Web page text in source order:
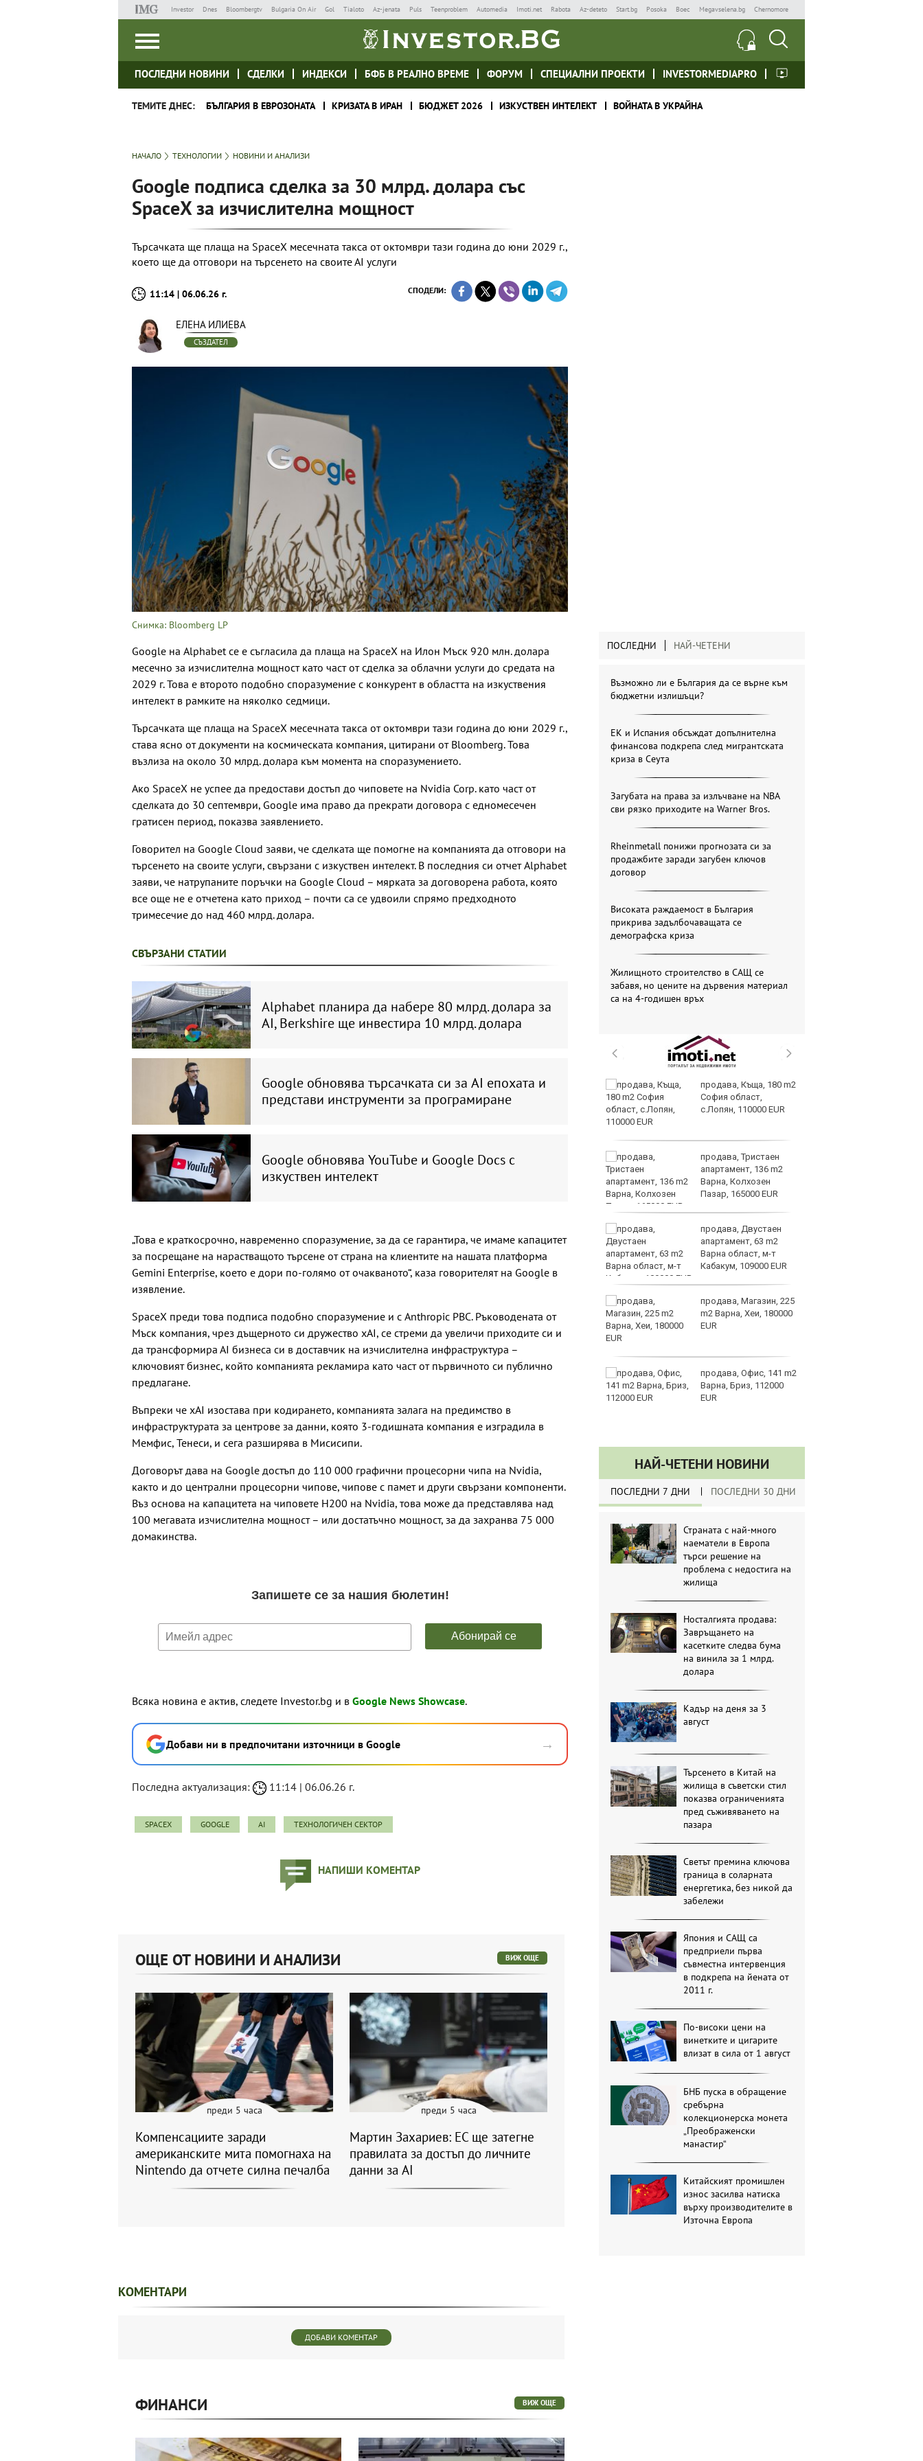
Investor Dnes Bloombergtv Bulgaria On Air Gol Tialoto Az-jenata Puls Teenproblem Automedia Imoti.net Rabota Az-deteto Start.bg Posoka Boec Megavselena.bg Chernomore
ПОСЛЕДНИ НОВИНИ СДЕЛКИ ИНДЕКСИ БФБ В РЕАЛНО ВРЕМЕ ФОРУМ СПЕЦИАЛНИ ПРОЕКТИ INVESTORMEDIAPRO
ТЕМИТЕ ДНЕС: БЪЛГАРИЯ В ЕВРОЗОНАТА КРИЗАТА В ИРАН БЮДЖЕТ 2026 ИЗКУСТВЕН ИНТЕЛЕКТ ВОЙНАТА В УКРАЙНА
НАЧАЛО ТЕХНОЛОГИИ НОВИНИ И АНАЛИЗИ
Google подписа сделка за 30 млрд. долара със
SpaceX за изчислителна мощност
Търсачката ще плаща на SpaceX месечната такса от октомври тази година до юни 2029 г.,
което ще да отговори на търсенето на своите АІ услуги
11:14 | 06.06.26 г. СПОДЕЛИ:
ЕЛЕНА ИЛИЕВА
СЪЗДАТЕЛ
Снимка: Bloomberg LP
Google на Alphabet се е съгласила да плаща на SpaceX на Илон Мъск 920 млн. долара
месечно за изчислителна мощност като част от сделка за облачни услуги до средата на
2029 г. Това е второто подобно споразумение с конкурент в областта на изкуствения
интелект в рамките на няколко седмици.
Търсачката ще плаща на SpaceX месечната такса от октомври тази година до юни 2029 г.,
става ясно от документи на космическата компания, цитирани от Bloomberg. Това
възлиза на около 30 млрд. долара към момента на споразумението.
Ако SpaceX не успее да предостави достъп до чиповете на Nvidia Corp. като част от
сделката до 30 септември, Google има право да прекрати договора с едномесечен
гратисен период, показва заявлението.
Говорител на Google Cloud заяви, че сделката ще помогне на компанията да отговори на
търсенето на своите услуги, свързани с изкуствен интелект. В последния си отчет Alphabet
заяви, че натрупаните поръчки на Google Cloud – мярката за договорена работа, която
все още не е отчетена като приход – почти са се удвоили спрямо предходното
тримесечие до над 460 млрд. долара.
СВЪРЗАНИ СТАТИИ
Alphabet планира да набере 80 млрд. долара за
AI, Berkshire ще инвестира 10 млрд. долара
Google обновява търсачката си за AI епохата и
представи инструменти за програмиране
Google обновява YouTube и Google Docs с
изкуствен интелект
„Това е краткосрочно, навременно споразумение, за да се гарантира, че имаме капацитет
за посрещане на нарастващото търсене от страна на клиентите на нашата платформа
Gemini Enterprise, което е дори по-голямо от очакваното“, каза говорителят на Google в
изявление.
SpaceX преди това подписа подобно споразумение и с Anthropic PBC. Ръководената от
Мъск компания, чрез дъщерното си дружество xAI, се стреми да увеличи приходите си и
да трансформира АІ бизнеса си в доставчик на изчислителна инфраструктура –
ключовият бизнес, който компанията рекламира като част от първичното си публично
предлагане.
Въпреки че xAI изостава при кодирането, компанията залага на предимство в
инфраструктурата за центрове за данни, която 3-годишната компания е изградила в
Мемфис, Тенеси, и сега разширява в Мисисипи.
Договорът дава на Google достъп до 110 000 графични процесорни чипа на Nvidia,
както и до централни процесорни чипове, чипове с памет и други свързани компоненти.
Въз основа на капацитета на чиповете H200 на Nvidia, това може да представлява над
100 мегавата изчислителна мощност – или достатъчно мощност, за да захранва 75 000
домакинства.
Всяка новина е актив, следете Investor.bg и в Google News Showcase.
Добави ни в предпочитани източници в Google →
Последна актуализация: 11:14 | 06.06.26 г.
SPACEX GOOGLE AI ТЕХНОЛОГИЧЕН СЕКТОР
НАПИШИ КОМЕНТАР
ПОСЛЕДНИ НАЙ-ЧЕТЕНИ
Възможно ли е България да се върне към
бюджетни излишъци?
ЕК и Испания обсъждат допълнителна
финансова подкрепа след мигрантската
криза в Сеута
Загубата на права за излъчване на NBA
сви рязко приходите на Warner Bros.
Rheinmetall понижи прогнозата си за
продажбите заради загубен ключов
договор
Високата раждаемост в България
прикрива задълбочаващата се
демографска криза
Жилищното строителство в САЩ се
забавя, но цените на дървения материал
са на 4-годишен връх
Нови правила пратиха
рекорд на Карлос
Варна с нова услуга за
50-и международен
бридж фестивал
която пострадаха
София-Варна
Хороскоп за 7 август
продава, Къща, 180 m2
София област,
с.Лопян, 110000 EUR
продава, Тристаен
апартамент, 136 m2
Варна, Колхозен
Пазар, 165000 EUR
продава, Двустаен
апартамент, 63 m2
Варна област, м-т
Кабакум, 109000 EUR
продава, Магазин, 225
m2 Варна, Хеи, 180000
EUR
продава, Офис, 141 m2
Варна, Бриз, 112000
EUR
НАЙ-ЧЕТЕНИ НОВИНИ
ПОСЛЕДНИ 7 ДНИ ПОСЛЕДНИ 30 ДНИ
Страната с най-много
наематели в Европа
търси решение на
проблема с недостига на
жилища
Носталгията продава:
Завръщането на
касетките следва бума
на винила за 1 млрд.
долара
Кадър на деня за 3
август
Търсенето в Китай на
жилища в съветски стил
показва ограниченията
пред съживяването на
пазара
Светът премина ключова
граница в соларната
енергетика, без никой да
забележи
Япония и САЩ са
предприели първа
съвместна интервенция
в подкрепа на йената от
2011 г.
По-високи цени на
винетките и цигарите
влизат в сила от 1 август
БНБ пуска в обращение
сребърна
колекционерска монета
„Преображенски
манастир“
Китайският промишлен
износ засилва натиска
върху производителите в
Източна Европа
ОЩЕ ОТ НОВИНИ И АНАЛИЗИ ВИЖ ОЩЕ
преди 5 часа
Компенсациите заради
американските мита помогнаха на
Nintendo да отчете силна печалба
преди 5 часа
Мартин Захариев: ЕС ще затегне
правилата за достъп до личните
данни за AI
КОМЕНТАРИ
ДОБАВИ КОМЕНТАР
ФИНАНСИ ВИЖ ОЩЕ